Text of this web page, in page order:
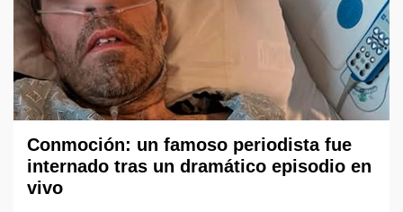
Conmoción: un famoso periodista fue
internado tras un dramático episodio en
vivo